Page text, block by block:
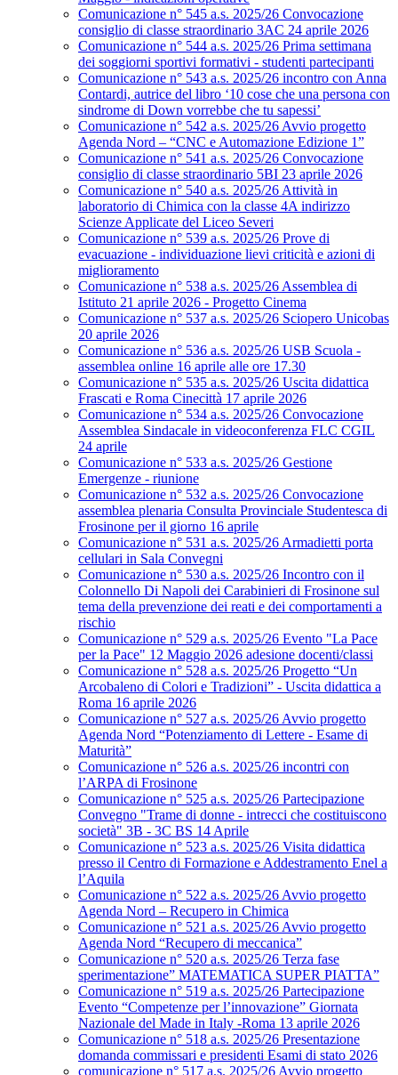
Comunicazione n° 545 a.s. 2025/26 Convocazione
consiglio di classe straordinario 3AC 24 aprile 2026
Comunicazione n° 544 a.s. 2025/26 Prima settimana
dei soggiorni sportivi formativi - studenti partecipanti
Comunicazione n° 543 a.s. 2025/26 incontro con Anna
Contardi, autrice del libro ‘10 cose che una persona con
sindrome di Down vorrebbe che tu sapessi’
Comunicazione n° 542 a.s. 2025/26 Avvio progetto
Agenda Nord – “CNC e Automazione Edizione 1”
Comunicazione n° 541 a.s. 2025/26 Convocazione
consiglio di classe straordinario 5BI 23 aprile 2026
Comunicazione n° 540 a.s. 2025/26 Attività in
laboratorio di Chimica con la classe 4A indirizzo
Scienze Applicate del Liceo Severi
Comunicazione n° 539 a.s. 2025/26 Prove di
evacuazione - individuazione lievi criticità e azioni di
miglioramento
Comunicazione n° 538 a.s. 2025/26 Assemblea di
Istituto 21 aprile 2026 - Progetto Cinema
Comunicazione n° 537 a.s. 2025/26 Sciopero Unicobas
20 aprile 2026
Comunicazione n° 536 a.s. 2025/26 USB Scuola -
assemblea online 16 aprile alle ore 17.30
Comunicazione n° 535 a.s. 2025/26 Uscita didattica
Frascati e Roma Cinecittà 17 aprile 2026
Comunicazione n° 534 a.s. 2025/26 Convocazione
Assemblea Sindacale in videoconferenza FLC CGIL
24 aprile
Comunicazione n° 533 a.s. 2025/26 Gestione
Emergenze - riunione
Comunicazione n° 532 a.s. 2025/26 Convocazione
assemblea plenaria Consulta Provinciale Studentesca di
Frosinone per il giorno 16 aprile
Comunicazione n° 531 a.s. 2025/26 Armadietti porta
cellulari in Sala Convegni
Comunicazione n° 530 a.s. 2025/26 Incontro con il
Colonnello Di Napoli dei Carabinieri di Frosinone sul
tema della prevenzione dei reati e dei comportamenti a
rischio
Comunicazione n° 529 a.s. 2025/26 Evento "La Pace
per la Pace" 12 Maggio 2026 adesione docenti/classi
Comunicazione n° 528 a.s. 2025/26 Progetto “Un
Arcobaleno di Colori e Tradizioni” - Uscita didattica a
Roma 16 aprile 2026
Comunicazione n° 527 a.s. 2025/26 Avvio progetto
Agenda Nord “Potenziamento di Lettere - Esame di
Maturità”
Comunicazione n° 526 a.s. 2025/26 incontri con
l’ARPA di Frosinone
Comunicazione n° 525 a.s. 2025/26 Partecipazione
Convegno "Trame di donne - intrecci che costituiscono
società" 3B - 3C BS 14 Aprile
Comunicazione n° 523 a.s. 2025/26 Visita didattica
presso il Centro di Formazione e Addestramento Enel a
l’Aquila
Comunicazione n° 522 a.s. 2025/26 Avvio progetto
Agenda Nord – Recupero in Chimica
Comunicazione n° 521 a.s. 2025/26 Avvio progetto
Agenda Nord “Recupero di meccanica”
Comunicazione n° 520 a.s. 2025/26 Terza fase
sperimentazione” MATEMATICA SUPER PIATTA”
Comunicazione n° 519 a.s. 2025/26 Partecipazione
Evento “Competenze per l’innovazione” Giornata
Nazionale del Made in Italy -Roma 13 aprile 2026
Comunicazione n° 518 a.s. 2025/26 Presentazione
domanda commissari e presidenti Esami di stato 2026
comunicazione n° 517 a.s. 2025/26 Avvio progetto